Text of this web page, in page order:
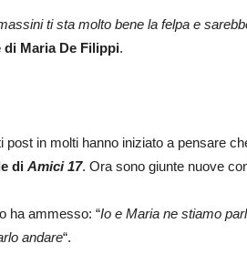
ti sta molto bene la felpa e
di Maria De Filippi.
post in molti hanno iniziato a pensare
di Amici 17. Ora sono giunte nuove
ha ammesso: “Io e Maria ne stiamo
andare“.